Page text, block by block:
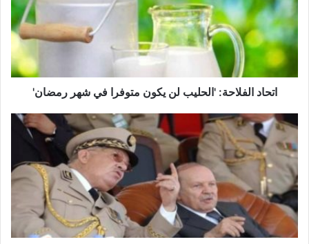
ا
د
ا
ل
ل
'
ا
ل
ح
ل
ي
ب
اتحاد الفلاحة: 'الحليب لن يكون متوفرا في شهر رمضان'
ج
ز
ا
ئ
ر
:
ا